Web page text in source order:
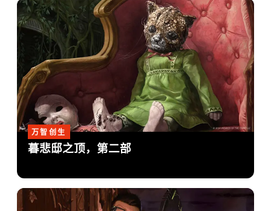
万智创生
暮悲邸之顶，第二部